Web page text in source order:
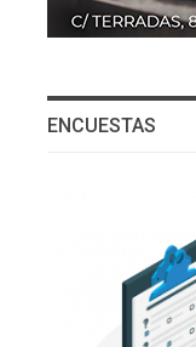
ENCUESTAS